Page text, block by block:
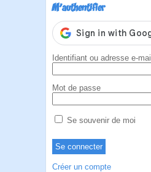
M'authentifier
Identifiant ou adresse e-mail
Mot de passe
Se souvenir de moi
Créer un compte